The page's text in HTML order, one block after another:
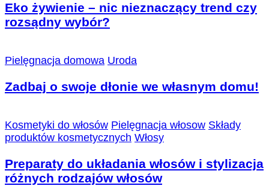
Eko żywienie – nic nieznaczący trend czy
rozsądny wybór?
Pielęgnacja domowa Uroda
Zadbaj o swoje dłonie we własnym domu!
Kosmetyki do włosów Pielęgnacja włosow Składy
produktów kosmetycznych Włosy
Preparaty do układania włosów i stylizacja
różnych rodzajów włosów